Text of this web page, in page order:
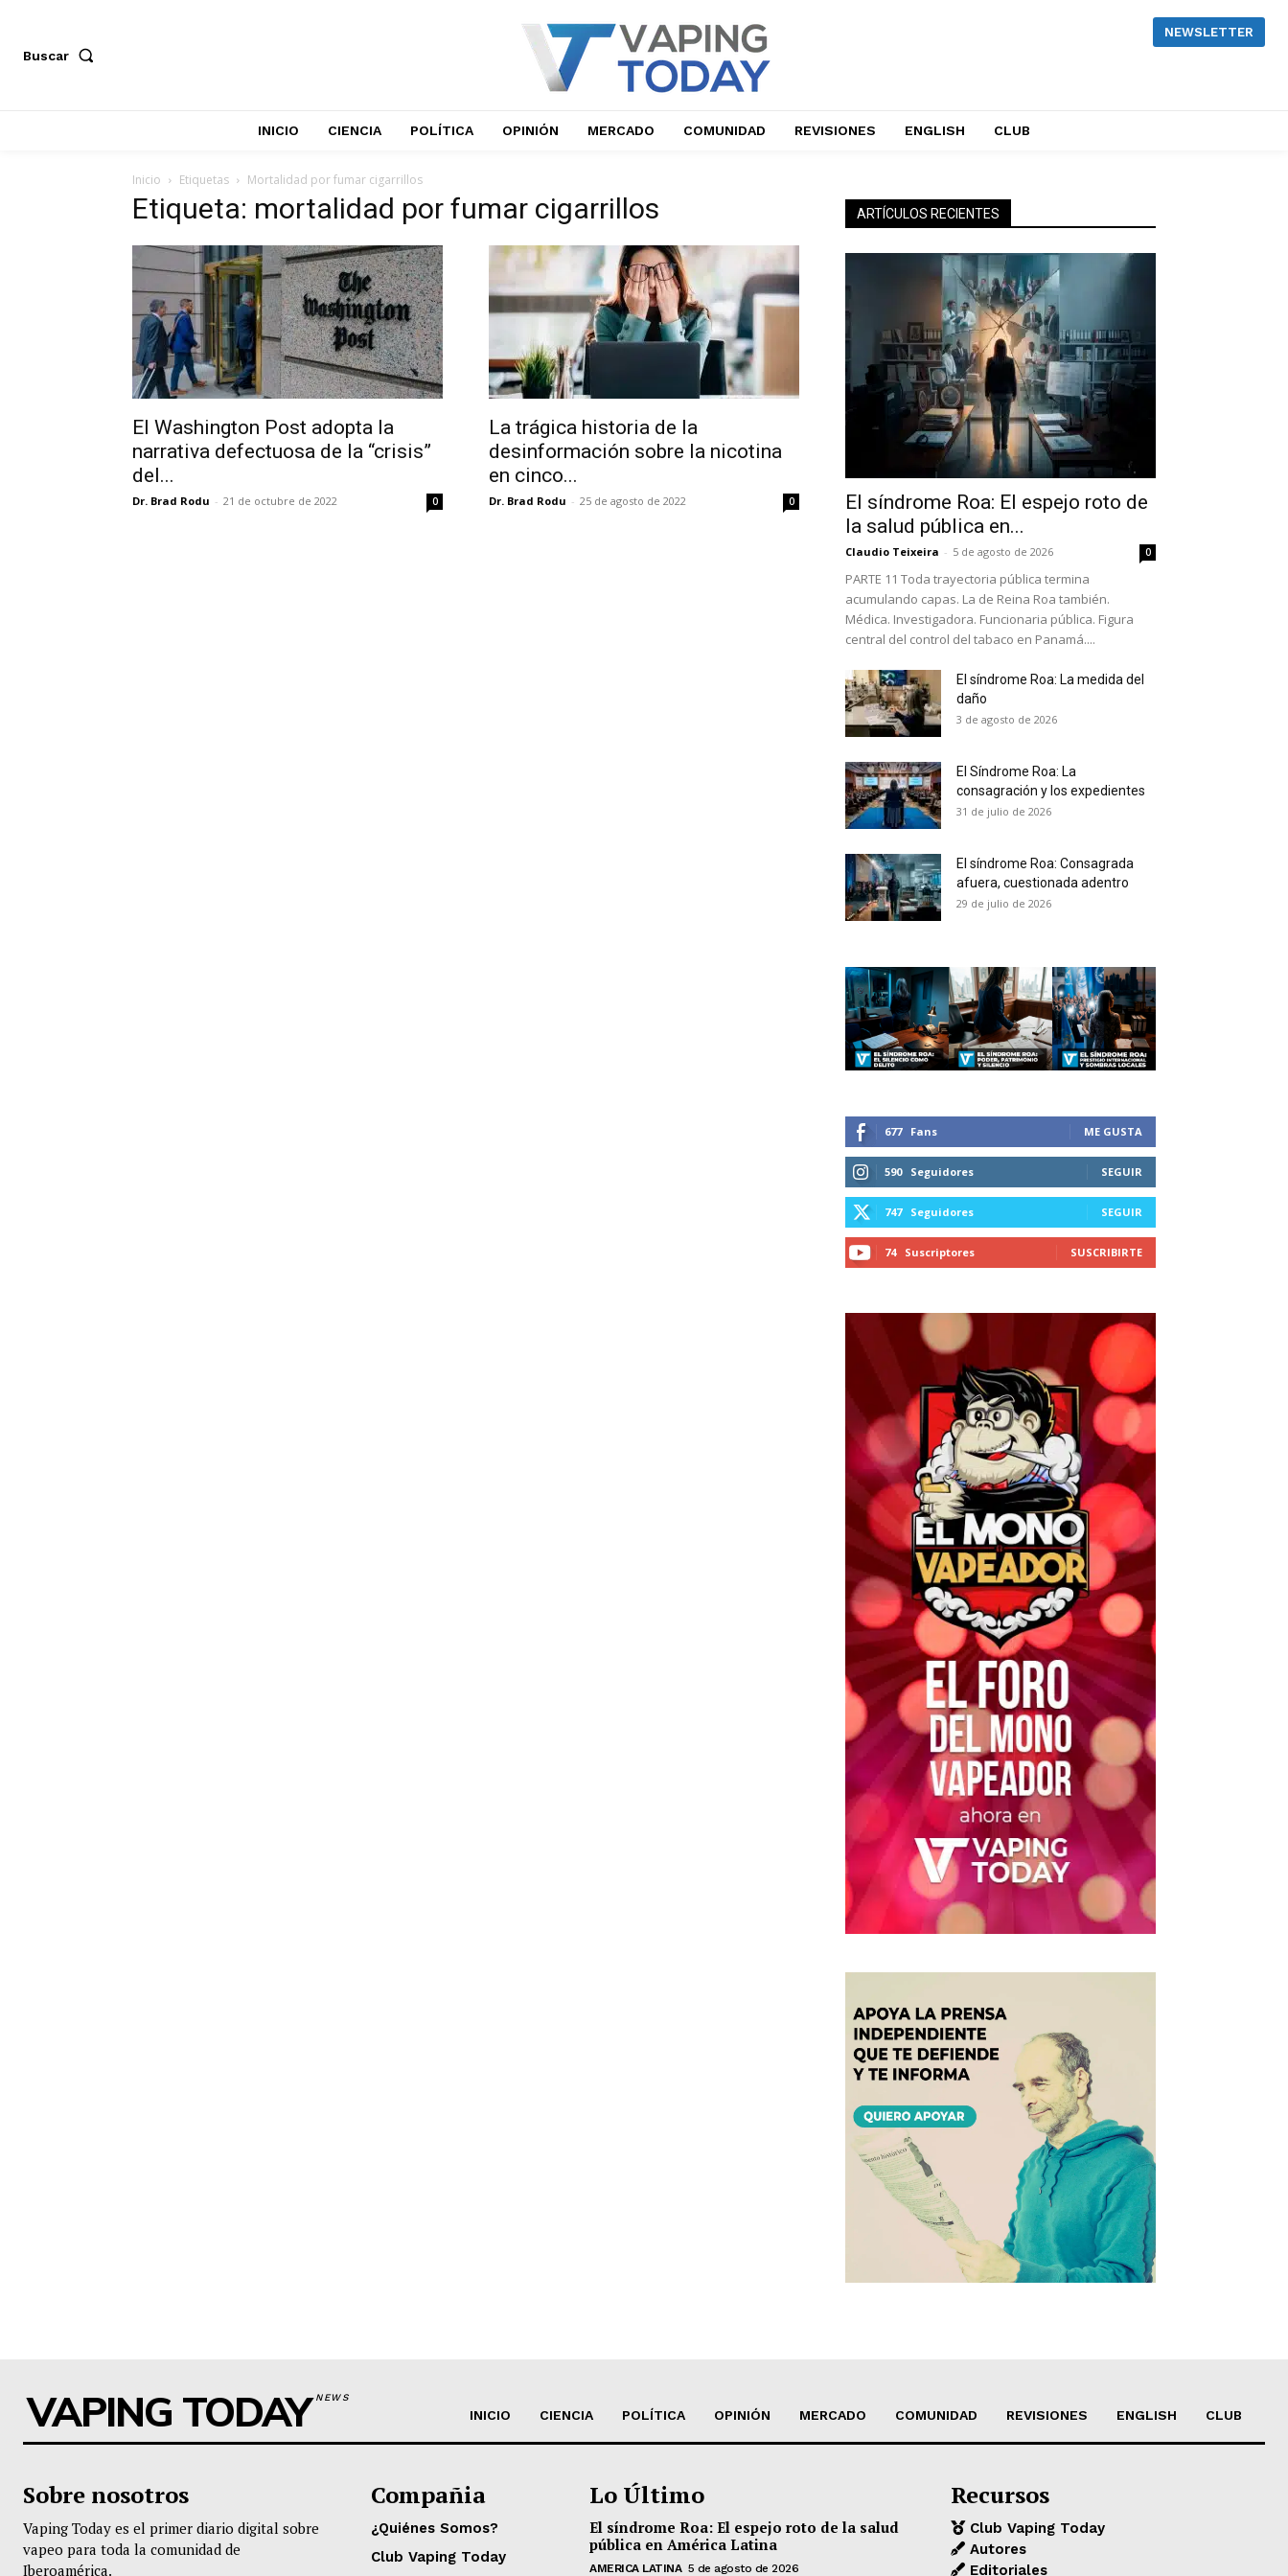
No te pierdas de las últimas
Suscríbete a nuestro boletín diario y recibe todas las
noticias del vapeo y la reducción de daños en tu correo
Subscribe to our daily clipping and receive all the news
of vaping and tobacco harm reduction in your email.
Buscar
NEWSLETTER
INICIO CIENCIA POLÍTICA OPINIÓN MERCADO COMUNIDAD REVISIONES ENGLISH CLUB
Inicio Etiquetas Mortalidad por fumar cigarrillos
Etiqueta: mortalidad por fumar cigarrillos
El Washington Post adopta la
narrativa defectuosa de la “crisis”
del...
Dr. Brad Rodu - 21 de octubre de 2022 0
La trágica historia de la
desinformación sobre la nicotina
en cinco...
Dr. Brad Rodu - 25 de agosto de 2022 0
ARTÍCULOS RECIENTES
El síndrome Roa: El espejo roto de
la salud pública en...
Claudio Teixeira - 5 de agosto de 2026 0
PARTE 11 Toda trayectoria pública termina
acumulando capas. La de Reina Roa también.
Médica. Investigadora. Funcionaria pública. Figura
central del control del tabaco en Panamá....
El síndrome Roa: La medida del
daño
3 de agosto de 2026
El Síndrome Roa: La
consagración y los expedientes
31 de julio de 2026
El síndrome Roa: Consagrada
afuera, cuestionada adentro
29 de julio de 2026
677 Fans ME GUSTA
590 Seguidores SEGUIR
747 Seguidores SEGUIR
74 Suscriptores SUSCRIBIRTE
VAPING TODAYNEWS
INICIO CIENCIA POLÍTICA OPINIÓN MERCADO COMUNIDAD REVISIONES ENGLISH CLUB
Sobre nosotros
Vaping Today es el primer diario digital sobre
vapeo para toda la comunidad de
Iberoamérica.
Compañia
¿Quiénes Somos?
Club Vaping Today
Lo Último
El síndrome Roa: El espejo roto de la salud
pública en América Latina
AMERICA LATINA 5 de agosto de 2026
Recursos
Club Vaping Today
Autores
Editoriales